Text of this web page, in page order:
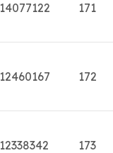
14077122 171
12460167 172
12338342 173